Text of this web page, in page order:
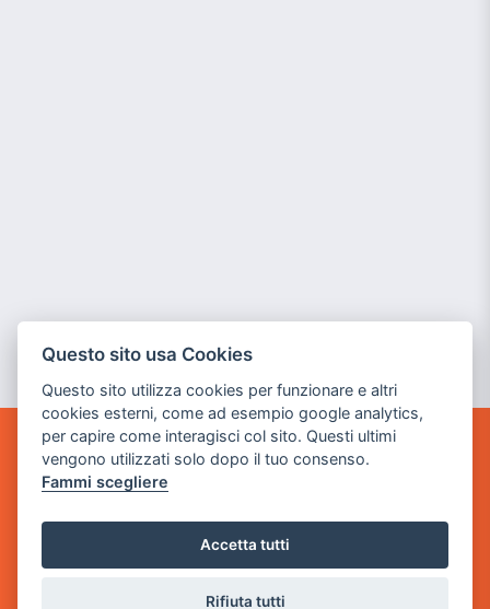
GAME WARP
BY POWER GAME SRL
Sede Legale
via Villaggio dei Platani, 3
- 25014 Castenedolo, Brescia
Questo sito usa Cookies
Questo sito utilizza cookies per funzionare e altri
cookies esterni, come ad esempio google analytics,
per capire come interagisci col sito. Questi ultimi
vengono utilizzati solo dopo il tuo consenso.
Fammi scegliere
Accetta tutti
Rifiuta tutti